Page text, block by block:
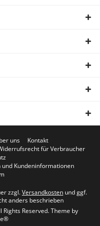
uns
Kontakt
für Verbraucher
Kundeninformationen
zzgl.Versandkosten und ggf.
anders beschrieben
Reserved. Theme by